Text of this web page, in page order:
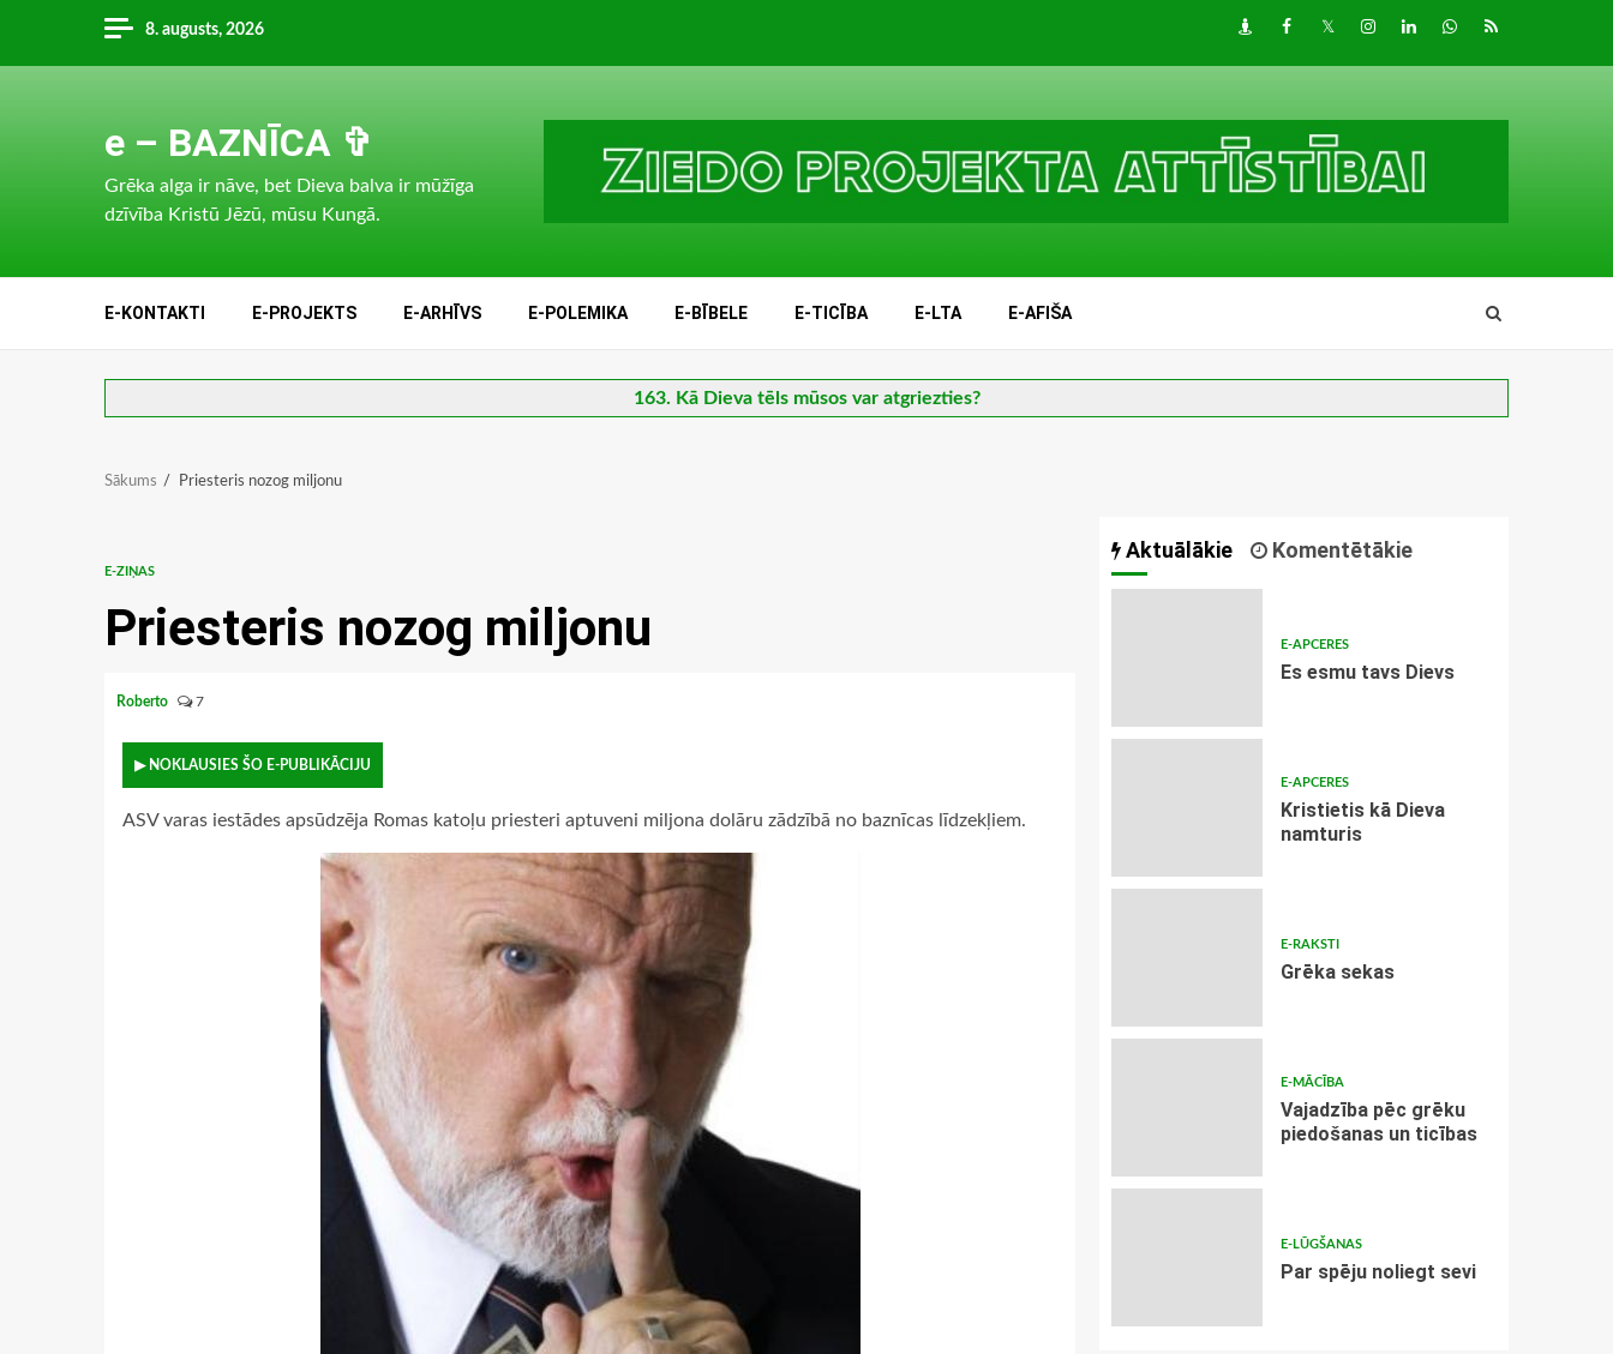
content
8. augusts, 2026 DraugiemFacebook
TwitterInstagram
LinkedInwhatsapp
RSS
e – BAZNĪCA ✞
Grēka alga ir nāve, bet Dieva balva ir mūžīga
dzīvība Kristū Jēzū, mūsu Kungā.
E-KONTAKTI E-PROJEKTS E-ARHĪVS E-POLEMIKA E-BĪBELE E-TICĪBA E-LTA E-AFIŠA
163. Kā Dieva tēls mūsos var atgriezties?
Sākums Priesteris nozog miljonu
E-ZIŅAS
Priesteris nozog miljonu
Roberto 7
▶ NOKLAUSIES ŠO E-PUBLIKĀCIJU
ASV varas iestādes apsūdzēja Romas katoļu priesteri aptuveni miljona dolāru zādzībā no baznīcas līdzekļiem.
Aktuālākie Komentētākie
E-APCERES
Es esmu tavs Dievs
E-APCERES
Kristietis kā Dieva
namturis
E-RAKSTI
Grēka sekas
E-MĀCĪBA
Vajadzība pēc grēku
piedošanas un ticības
E-LŪGŠANAS
Par spēju noliegt sevi